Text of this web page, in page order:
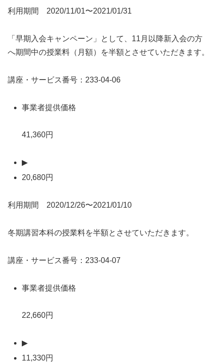
利用期間 2020/11/01〜2021/01/31
「早期入会キャンペーン」として、11月以降新入会の方
へ期間中の授業料（月額）を半額とさせていただきます。
講座・サービス番号：233-04-06
事業者提供価格
41,360円
▶
20,680円
利用期間 2020/12/26〜2021/01/10
冬期講習本科の授業料を半額とさせていただきます。
講座・サービス番号：233-04-07
事業者提供価格
22,660円
▶
11,330円